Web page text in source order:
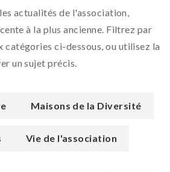
actualités de l'association,
à la plus ancienne. Filtrez par
catégories ci-dessous, ou utilisez la
un sujet précis.
Maisons de la Diversité
Vie de l'association